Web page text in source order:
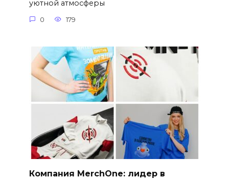
уютной атмосферы
0 179
Компания MerchOne: лидер в